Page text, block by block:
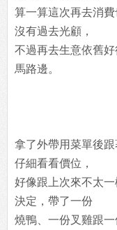
算一算這次再去消
沒有過去光顧，
不過再去生意依舊
馬路邊。
拿了外帶用菜單後
仔細看看價位，
好像跟上次來不太
決定，帶了一份
燒鴨、一份叉雞跟